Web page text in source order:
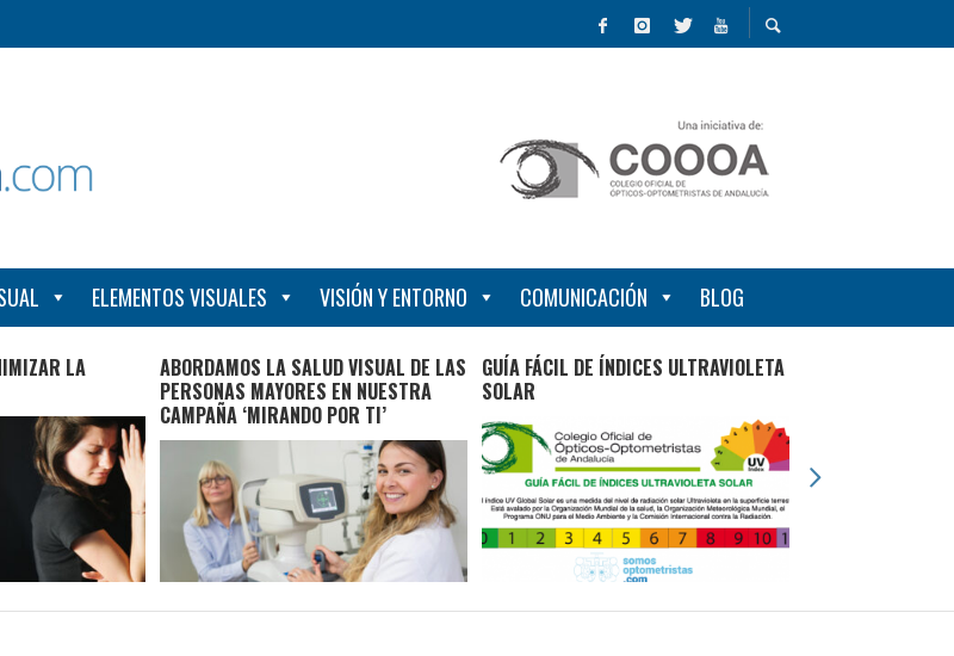
ELEMENTOS VISUALES VISIÓN Y ENTORNO COMUNICACIÓN BLOG
LA
ABORDAMOS LA SALUD VISUAL DE LAS
PERSONAS MAYORES EN NUESTRA
CAMPAÑA ‘MIRANDO POR TI’
GUÍA FÁCIL DE ÍNDICES ULTRAVIOLETA
SOLAR